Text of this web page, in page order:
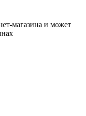
магазина и может